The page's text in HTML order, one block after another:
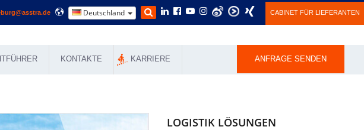
Deutschland CABINET FÜR LIEFERANTEN
KONTAKTE KARRIERE ANFRAGE SENDEN
LOGISTIK LÖSUNGEN